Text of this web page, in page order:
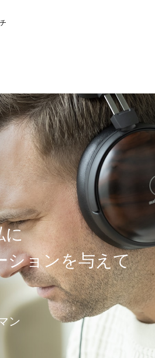
に
ションを与えて
ン